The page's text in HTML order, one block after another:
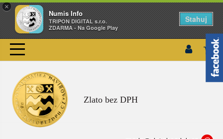
×
Numis Info
TRIPON DIGITAL s.r.o.
ZDARMA - Na Google Play
Stahuj
Zlato bez DPH